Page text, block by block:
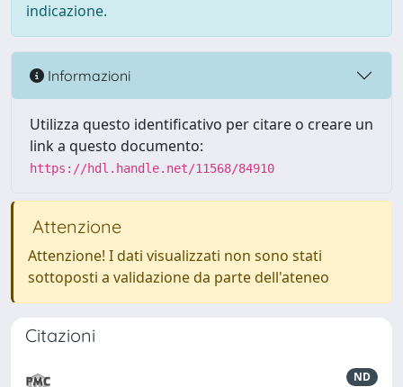
indicazione.
Informazioni
Utilizza questo identificativo per citare o creare un
link a questo documento:
https://hdl.handle.net/11568/84910
Attenzione
Attenzione! I dati visualizzati non sono stati
sottoposti a validazione da parte dell'ateneo
Citazioni
ND